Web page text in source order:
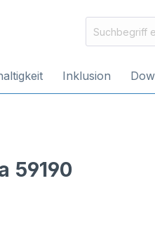
Inklusion
59190